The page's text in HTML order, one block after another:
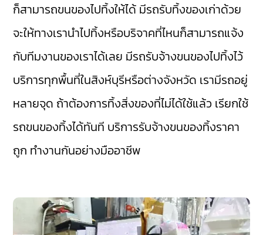
ก็สามารถขนของไปทิ้งให้ได้ มีรถรับทิ้งของเก่าด้วย
จะให้ทางเรานำไปทิ้งหรือบริจาคที่ไหนก็สามารถแจ้ง
กับทีมงานของเราได้เลย มีรถรับจ้างขนของไปทิ้งไว้
บริการทุกพื้นที่ในสิงห์บุรีหรือต่างจังหวัด เรามีรถอยู่
หลายจุด ถ้าต้องการทิ้งสิ่งของที่ไม่ได้ใช้แล้ว เรียกใช้
รถขนของทิ้งได้ทันที บริการรับจ้างขนของทิ้งราคา
ถูก ทำงานกันอย่างมืออาชีพ